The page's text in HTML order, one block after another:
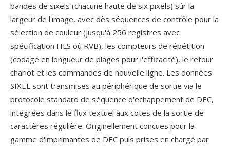
bandes de sixels (chacune haute de six pixels) sûr la
largeur de l'image, avec dès séquences de contrôle pour la
sélection de couleur (jusqu'à 256 registres avec
spécification HLS où RVB), les compteurs de répétition
(codage en longueur de plages pour l'efficacité), le retour
chariot et les commandes de nouvelle ligne. Les données
SIXEL sont transmises au périphérique de sortie via le
protocole standard de séquence d'echappement de DEC,
intégrées dans le flux textuel àux cotes de la sortie de
caractères régulière. Originellement concues pour la
gamme d'imprimantes de DEC puis prises en chargé par